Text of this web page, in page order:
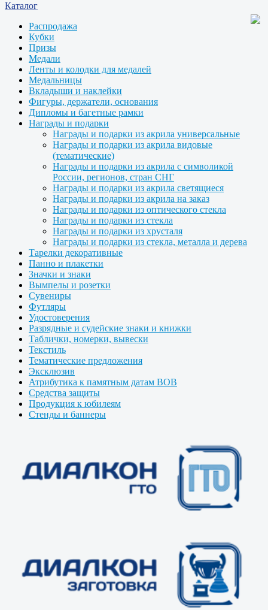
Каталог
Распродажа
Кубки
Призы
Медали
Ленты и колодки для медалей
Медальницы
Вкладыши и наклейки
Фигуры, держатели, основания
Дипломы и багетные рамки
Награды и подарки
Награды и подарки из акрила универсальные
Награды и подарки из акрила видовые
(тематические)
Награды и подарки из акрила с символикой
России, регионов, стран СНГ
Награды и подарки из акрила светящиеся
Награды и подарки из акрила на заказ
Награды и подарки из оптического стекла
Награды и подарки из стекла
Награды и подарки из хрусталя
Награды и подарки из стекла, металла и дерева
Тарелки декоративные
Панно и плакетки
Значки и знаки
Вымпелы и розетки
Сувениры
Футляры
Удостоверения
Разрядные и судейские знаки и книжки
Таблички, номерки, вывески
Текстиль
Тематические предложения
Эксклюзив
Атрибутика к памятным датам ВОВ
Средства защиты
Продукция к юбилеям
Стенды и баннеры